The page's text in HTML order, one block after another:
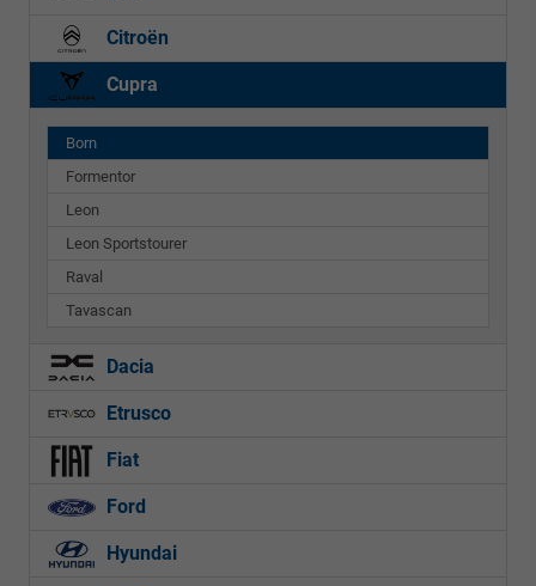
Citroën
Cupra
Born
Formentor
Leon
Leon Sportstourer
Raval
Tavascan
Dacia
Etrusco
Fiat
Ford
Hyundai